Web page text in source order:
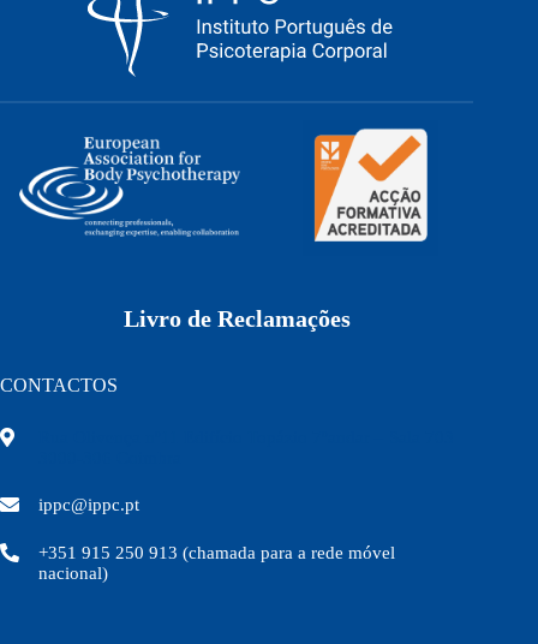
Livro de Reclamações
CONTACTOS
ippc@ippc.pt
+351 915 250 913 (chamada para a rede móvel
nacional)